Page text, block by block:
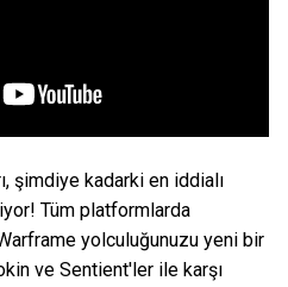
şimdiye kadarki en iddialı
Tüm platformlarda
yolculuğunuzu yeni bir
ve Sentient'ler ile karşı